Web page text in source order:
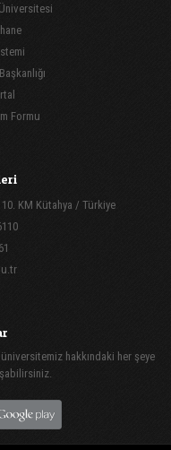
Formu
KM Kütahya / Türkiye
hakkındaki her şeye